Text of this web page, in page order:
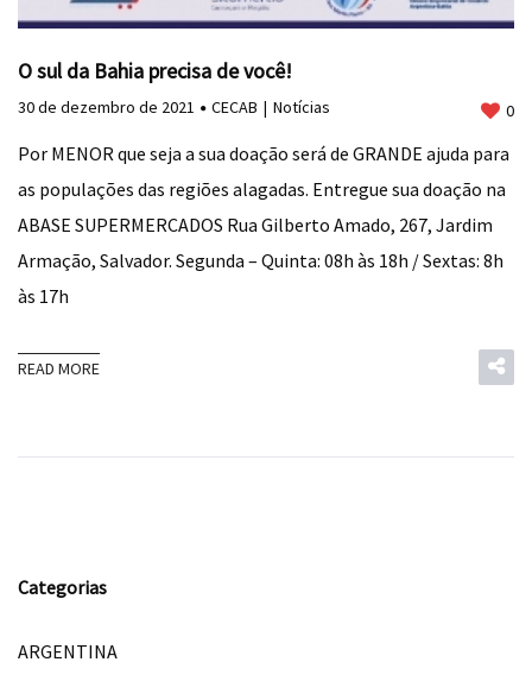
O sul da Bahia precisa de você!
30 de dezembro de 2021 CECAB Notícias 0
Por MENOR que seja a sua doação será de GRANDE ajuda para
as populações das regiões alagadas. Entregue sua doação na
ABASE SUPERMERCADOS Rua Gilberto Amado, 267, Jardim
Armação, Salvador. Segunda – Quinta: 08h às 18h / Sextas: 8h
às 17h
READ MORE
Categorias
ARGENTINA